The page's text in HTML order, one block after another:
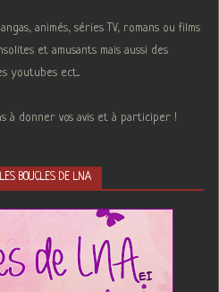
animés, séries TV, romans ou films
et amusants mais aussi des
youtubes ect...
à donner vos avis et à participer !
BOUCLES DE LNA